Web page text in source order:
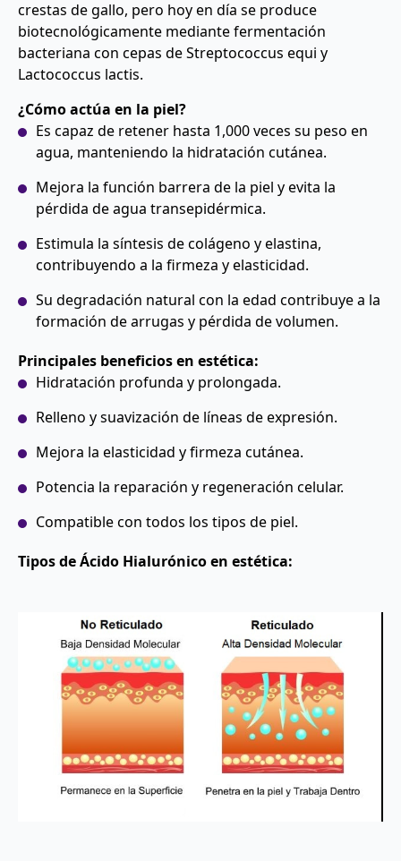
crestas de gallo, pero hoy en día se produce
biotecnológicamente mediante fermentación
bacteriana con cepas de Streptococcus equi y
Lactococcus lactis.
¿Cómo actúa en la piel?
Es capaz de retener hasta 1,000 veces su peso en
agua, manteniendo la hidratación cutánea.
Mejora la función barrera de la piel y evita la
pérdida de agua transepidérmica.
Estimula la síntesis de colágeno y elastina,
contribuyendo a la firmeza y elasticidad.
Su degradación natural con la edad contribuye a la
formación de arrugas y pérdida de volumen.
Principales beneficios en estética:
Hidratación profunda y prolongada.
Relleno y suavización de líneas de expresión.
Mejora la elasticidad y firmeza cutánea.
Potencia la reparación y regeneración celular.
Compatible con todos los tipos de piel.
Tipos de Ácido Hialurónico en estética: